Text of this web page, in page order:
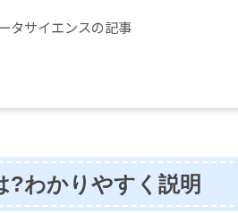
タサイエンスの記事
?わかりやすく説明